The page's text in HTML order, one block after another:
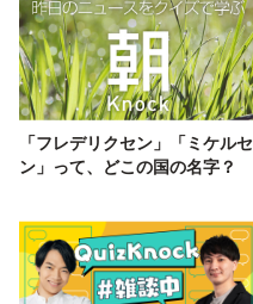
「フレデリクセン」「ミケルセ
ン」って、どこの国の名字？